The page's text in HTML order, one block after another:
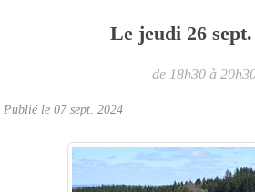
Le jeudi 26 sept.
de 18h30 à
Publié le 07 sept. 2024